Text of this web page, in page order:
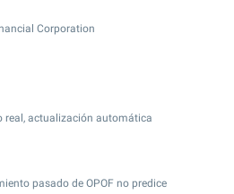
Corporation
real, actualización automática
pasado de OPOF no predice